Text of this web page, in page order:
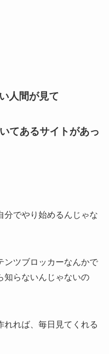
人間が見て
てあるサイトがあっ
分でやり始めるんじゃな
ンツブロッカーなんかで
知らないんじゃないの
れれば、毎日見てくれる